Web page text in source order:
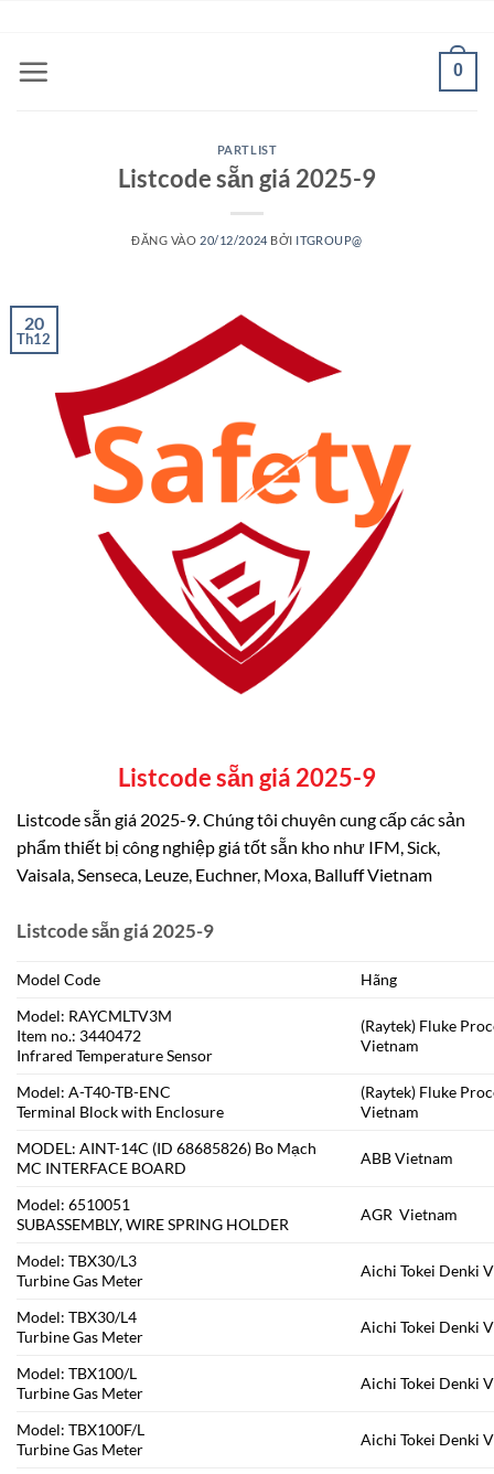
nội
0
PARTLIST
Listcode sẵn giá 2025-9
ĐĂNG VÀO 20/12/2024 BỞI ITGROUP@
20
Th12
Listcode sẵn giá 2025-9
Listcode sẵn giá 2025-9. Chúng tôi chuyên cung cấp các sản
phẩm thiết bị công nghiệp giá tốt sẵn kho như IFM, Sick,
Vaisala, Senseca, Leuze, Euchner, Moxa, Balluff Vietnam
Listcode sẵn giá 2025-9
Model Code
Hãng
Model: RAYCMLTV3M
Item no.: 3440472
Infrared Temperature Sensor
(Raytek) Fluke
Vietnam
Model: A-T40-TB-ENC
Terminal Block with Enclosure
(Raytek) Fluke
Vietnam
MODEL: AINT-14C (ID 68685826) Bo Mạch
MC INTERFACE BOARD
ABB Vietnam
Model: 6510051
SUBASSEMBLY, WIRE SPRING HOLDER
AGR Vietnam
Model: TBX30/L3
Turbine Gas Meter
Aichi Tokei Denki
Model: TBX30/L4
Turbine Gas Meter
Aichi Tokei Denki
Model: TBX100/L
Turbine Gas Meter
Aichi Tokei Denki
Model: TBX100F/L
Turbine Gas Meter
Aichi Tokei Denki